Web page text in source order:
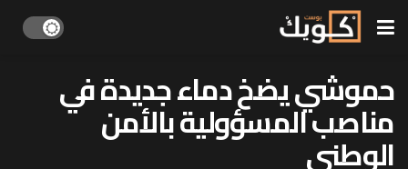
حموشي يضخ دماء جديدة في
مناصب المسؤولية بالأمن
الوطني